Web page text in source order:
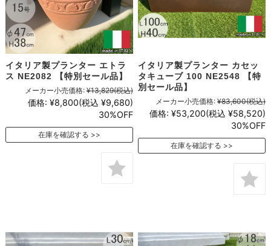
イタリア製プランター エトラ
ス NE2082 【特別セール品】
メーカー小売価格: ¥13,829(税込)
価格: ¥8,800(税込 ¥9,680)
30%OFF
在庫を確認する
イタリア製プランター カセッ
タキューブ 100 NE2548 【特
別セール品】
メーカー小売価格: ¥83,600(税込)
価格: ¥53,200(税込 ¥58,520)
30%OFF
在庫を確認する